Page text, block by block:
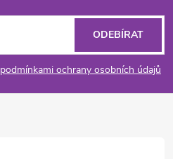
podmínkami ochrany osobních údajů
ODEBÍRAT